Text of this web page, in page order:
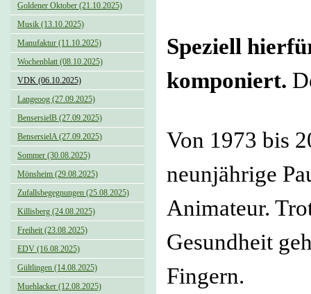
Goldener Oktober (21.10.2025)
Musik (13.10.2025)
Manufaktur (11.10.2025)
Wochenblatt (08.10.2025)
VDK (06.10.2025)
Langeoog (27.09.2025)
BensersielB (27.09.2025)
BensersielA (27.09.2025)
Sommer (30.08.2025)
Mönsheim (29.08.2025)
Zufallsbegegnungen (25.08.2025)
Killisberg (24.08.2025)
Freiheit (23.08.2025)
EDV (16.08.2025)
Gültlingen (14.08.2025)
Muehlacker (12.08.2025)
Speziell
komponiert.
Von 1973 bis
neunjährige
Animateur.
Gesundheit
Fingern.